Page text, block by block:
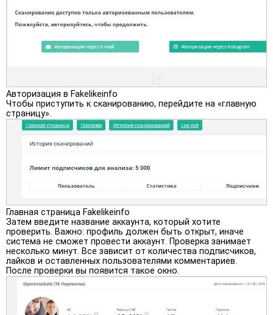
Авторизация в Fakelikeinfo
Чтобы приступить к сканированию, перейдите на «главную
страницу».
Главная страница Fakelikeinfo
Затем введите название аккаунта, который хотите
проверить. Важно: профиль должен быть открыт, иначе
система не сможет провести аккаунт. Проверка занимает
несколько минут. Все зависит от количества подписчиков,
лайков и оставленных пользователями комментариев.
После проверки вы появится такое окно.